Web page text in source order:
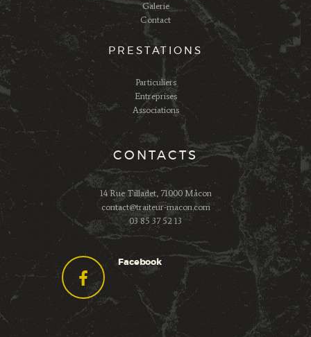
Galerie
Contact
PRESTATIONS
Particuliers
Entreprises
Associations
CONTACTS
14 Rue Tilladet, 71000 Mâcon
contact@traiteur-macon.com
03 85 37 52 13
Facebook